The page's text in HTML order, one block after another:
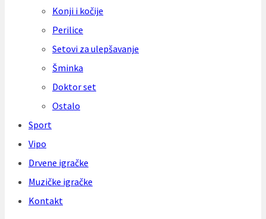
Konji i kočije
Perilice
Setovi za ulepšavanje
Šminka
Doktor set
Ostalo
Sport
Vipo
Drvene igračke
Muzičke igračke
Kontakt